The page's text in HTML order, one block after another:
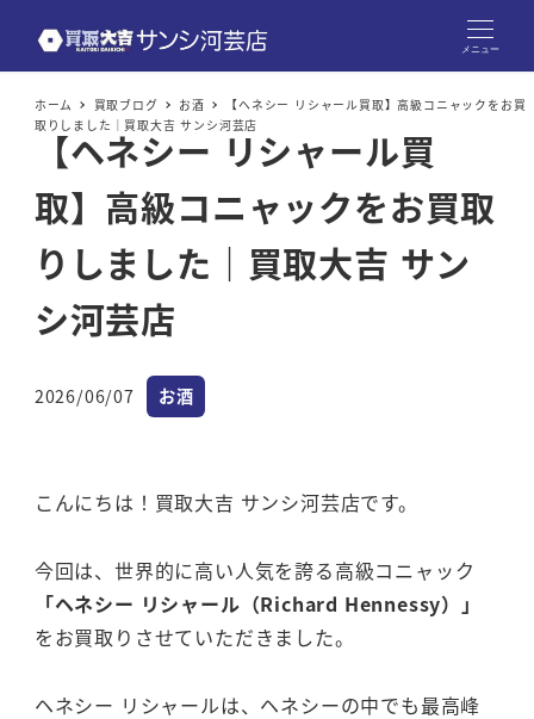
メニュー
ホーム 買取ブログ お酒
【ヘネシー リシャール買取】高級コニャックをお買
取りしました｜買取大吉 サンシ河芸店
【ヘネシー リシャール買
取】高級コニャックをお買取
りしました｜買取大吉 サン
シ河芸店
投稿日
2026/06/07 カテゴリー
お酒
こんにちは！買取大吉 サンシ河芸店です。
今回は、世界的に高い人気を誇る高級コニャック
「ヘネシー リシャール（Richard Hennessy）」
をお買取りさせていただきました。
ヘネシー リシャールは、ヘネシーの中でも最高峰